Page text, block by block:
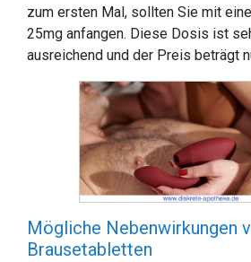
zum ersten Mal, sollten Sie mit
25mg anfangen. Diese Dosis ist
ausreichend und der Preis beträgt
Mögliche Nebenwirkungen
Brausetabletten